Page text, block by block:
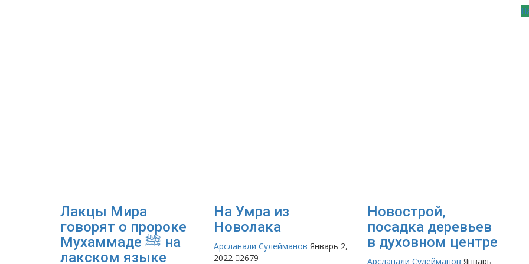
Лакцы Мира
говорят о пророке
Мухаммаде ﷺ на
лакском языке
На Умра из
Новолака
Арсланали Сулейманов Январь 2,
2022
2679
Новострой,
посадка деревьев
в духовном центре
Арсланали Сулейманов Январь